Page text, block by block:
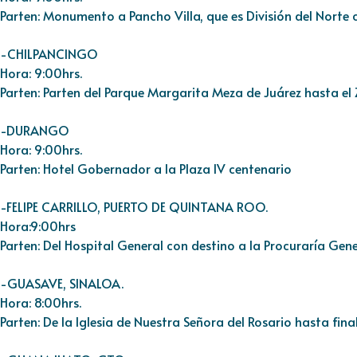
Parten: Monumento a Pancho Villa, que es División del Norte
-CHILPANCINGO
Hora: 9:00hrs.
Parten: Parten del Parque Margarita Meza de Juárez hasta el
-DURANGO
Hora: 9:00hrs.
Parten: Hotel Gobernador a la Plaza IV centenario
-FELIPE CARRILLO, PUERTO DE QUINTANA ROO.
Hora:9:00hrs
Parten: Del Hospital General con destino a la Procuraría
-GUASAVE, SINALOA.
Hora: 8:00hrs.
Parten: De la Iglesia de Nuestra Señora del Rosario hasta